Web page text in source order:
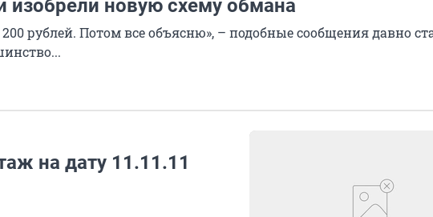
новую схему обмана
рублей. Потом все объясню», – подобные сообщения давно
на дату 11.11.11